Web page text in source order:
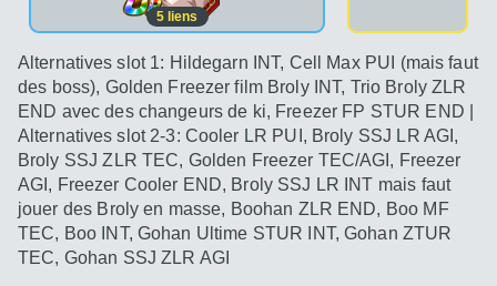
5 liens
Alternatives slot 1: Hildegarn INT, Cell Max PUI (mais faut
des boss), Golden Freezer film Broly INT, Trio Broly ZLR
END avec des changeurs de ki, Freezer FP STUR END |
Alternatives slot 2-3: Cooler LR PUI, Broly SSJ LR AGI,
Broly SSJ ZLR TEC, Golden Freezer TEC/AGI, Freezer
AGI, Freezer Cooler END, Broly SSJ LR INT mais faut
jouer des Broly en masse, Boohan ZLR END, Boo MF
TEC, Boo INT, Gohan Ultime STUR INT, Gohan ZTUR
TEC, Gohan SSJ ZLR AGI